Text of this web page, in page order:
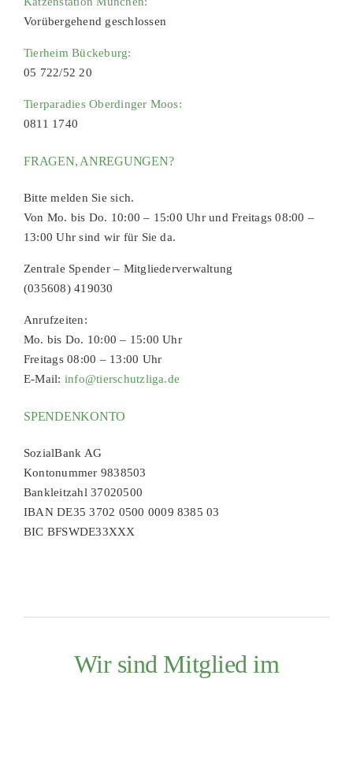
Vorübergehend geschlossen
Tierheim Bückeburg:
05 722/52 20
Tierparadies Oberdinger Moos:
0811 1740
FRAGEN, ANREGUNGEN?
Bitte melden Sie sich.
Von Mo. bis Do. 10:00 – 15:00 Uhr und Freitags 08:00 –
13:00 Uhr sind wir für Sie da.
Zentrale Spender – Mitgliederverwaltung
(035608) 419030
Anrufzeiten:
Mo. bis Do. 10:00 – 15:00 Uhr
Freitags 08:00 – 13:00 Uhr
E-Mail: info@tierschutzliga.de
SPENDENKONTO
SozialBank AG
Kontonummer 9838503
Bankleitzahl 37020500
IBAN DE35 3702 0500 0009 8385 03
BIC BFSWDE33XXX
Wir sind Mitglied im